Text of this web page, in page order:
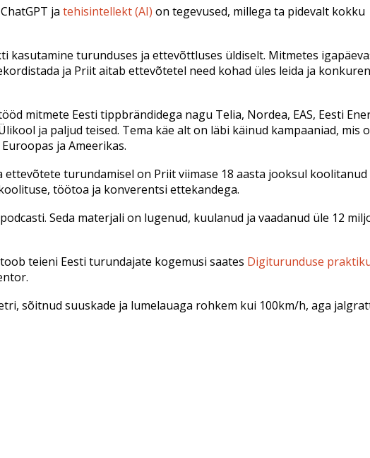
ja tehisintellekt (AI) on tegevused, millega ta pidevalt kokku
kasutamine turunduses ja ettevõttluses üldiselt. Mitmetes
ja Priit aitab ettevõtetel need kohad üles leida ja
mitmete Eesti tippbrändidega nagu Telia, Nordea, EAS, Eesti
ja paljud teised. Tema käe alt on läbi käinud kampaaniad, mis
ja Ameerikas.
turundamisel on Priit viimase 18 aasta jooksul koolitanud
töötoa ja konverentsi ettekandega.
Seda materjali on lugenud, kuulanud ja vaadanud üle 12
teieni Eesti turundajate kogemusi saates Digiturunduse
sõitnud suuskade ja lumelauaga rohkem kui 100km/h, aga